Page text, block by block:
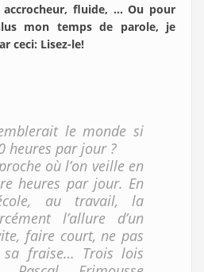
fluide, … Ou pour
mon temps de parole, je
ceci: Lisez-le!
le monde si
heures par jour ?
où l’on veille en
heures par jour. En
au travail, la
l’allure d’un
faire court, ne pas
fraise… Trois lois